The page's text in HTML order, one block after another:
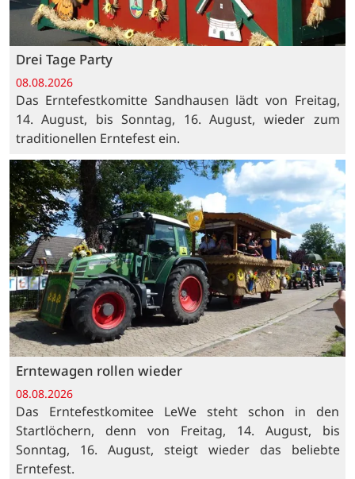
Drei Tage Party
08.08.2026
Das Erntefestkomitte Sandhausen lädt von Freitag,
14. August, bis Sonntag, 16. August, wieder zum
traditionellen Erntefest ein.
Erntewagen rollen wieder
08.08.2026
Das Erntefestkomitee LeWe steht schon in den
Startlöchern, denn von Freitag, 14. August, bis
Sonntag, 16. August, steigt wieder das beliebte
Erntefest.